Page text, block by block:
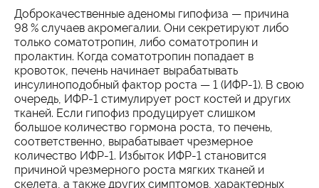
Доброкачественные аденомы гипофиза — причина
98 % случаев акромегалии. Они секретируют либо
только соматотропин, либо соматотропин и
пролактин. Когда соматотропин попадает в
кровоток, печень начинает вырабатывать
инсулиноподобный фактор роста — 1 (ИФР-1). В свою
очередь, ИФР-1 стимулирует рост костей и других
тканей. Если гипофиз продуцирует слишком
большое количество гормона роста, то печень,
соответственно, вырабатывает чрезмерное
количество ИФР-1. Избыток ИФР-1 становится
причиной чрезмерного роста мягких тканей и
скелета, а также других симптомов, характерных